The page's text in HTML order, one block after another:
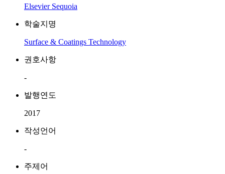
Elsevier Sequoia
학술지명
Surface & Coatings Technology
권호사항
-
발행연도
2017
작성언어
-
주제어